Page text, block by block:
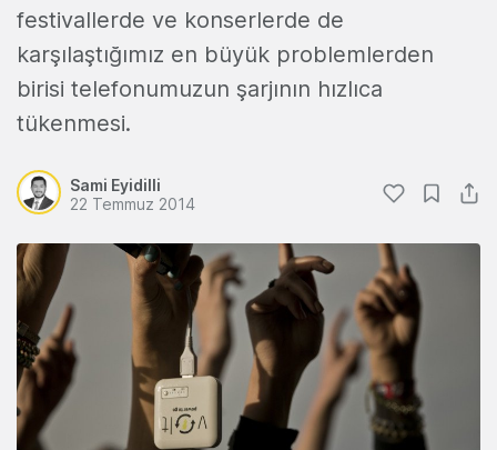
festivallerde ve konserlerde de
karşılaştığımız en büyük problemlerden
birisi telefonumuzun şarjının hızlıca
tükenmesi.
Sami Eyidilli
22 Temmuz 2014